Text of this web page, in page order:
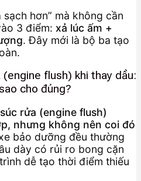
hơn” mà không cần
3 điểm: xả lúc ấm +
. Đây mới là bộ ba tạo
flush) khi thay dầu:
cho đúng?
rửa (engine flush)
nhưng không nên coi đó
bảo dưỡng đều thường
dày có rủi ro bong cặn
dễ tạo thời điểm thiếu